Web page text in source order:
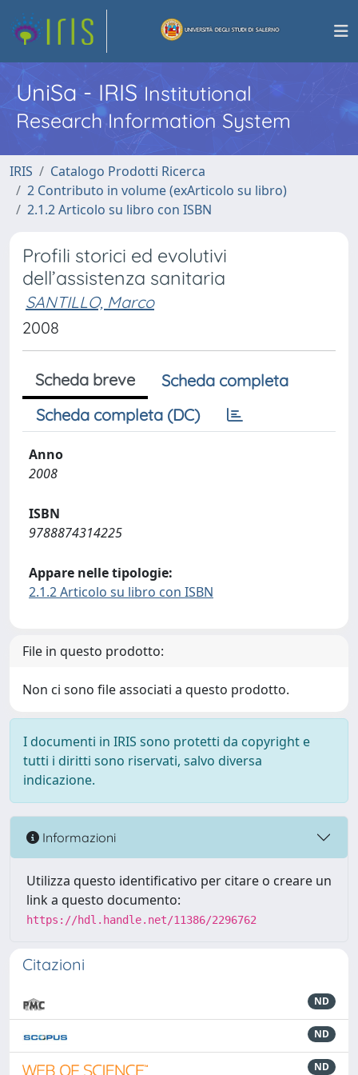
UniSa - IRISInstitutional
Research Information System
IRIS
Catalogo Prodotti Ricerca
2 Contributo in volume (exArticolo su libro)
2.1.2 Articolo su libro con ISBN
Profili storici ed evolutivi
dell’assistenza sanitaria
SANTILLO, Marco
2008
Scheda breve
Scheda completa
Scheda completa (DC)
Anno
2008
ISBN
9788874314225
Appare nelle tipologie:
2.1.2 Articolo su libro con ISBN
File in questo prodotto:
Non ci sono file associati a questo prodotto.
I documenti in IRIS sono protetti da copyright e
tutti i diritti sono riservati, salvo diversa
indicazione.
Informazioni
Utilizza questo identificativo per citare o creare un
link a questo documento:
https://hdl.handle.net/11386/2296762
Citazioni
ND
ND
ND